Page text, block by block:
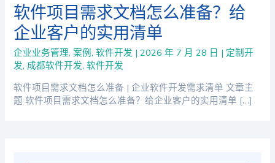
软件项目需求文档怎么准备？给
企业客户的实用清单
企业业务管理,案例 ,软件开发 |2026 年 7 月 28 日 | 定制开
发,成都软件开发,软件开发
软件项目需求文档怎么准备 | 企业软件开发需求清单 文章主
题 软件项目需求文档怎么准备？给企业客户的实用清单 […]